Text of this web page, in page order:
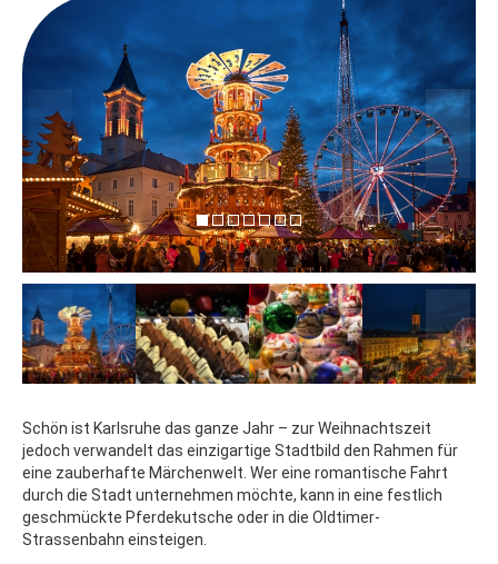
Schön ist Karlsruhe das ganze Jahr – zur Weihnachtszeit
jedoch verwandelt das einzigartige Stadtbild den Rahmen für
eine zauberhafte Märchenwelt. Wer eine romantische Fahrt
durch die Stadt unternehmen möchte, kann in eine festlich
geschmückte Pferdekutsche oder in die Oldtimer-
Strassenbahn einsteigen.